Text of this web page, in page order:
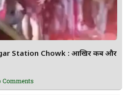
Station Chowk : आखिर कब और
Comments